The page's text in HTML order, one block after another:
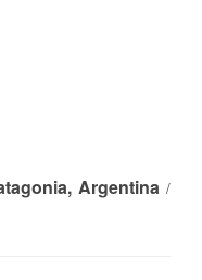
Argentina/